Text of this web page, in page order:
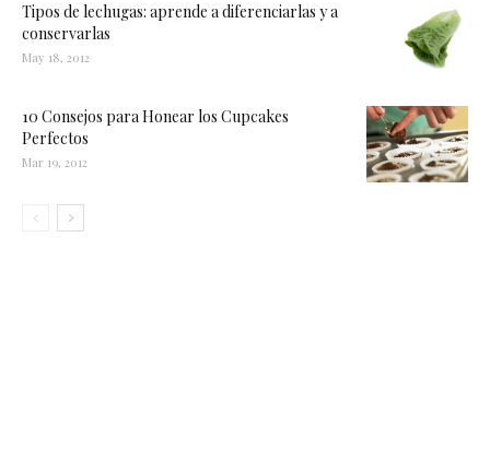
Tipos de lechugas: aprende a diferenciarlas y a
conservarlas
May 18, 2012
10 Consejos para Honear los Cupcakes
Perfectos
Mar 19, 2012